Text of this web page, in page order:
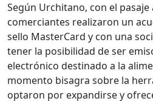
Según Urchitano, con el pasaje
comerciantes realizaron un
sello MasterCard y con una
tener la posibilidad de ser
electrónico destinado a la
momento bisagra sobre la
optaron por expandirse y